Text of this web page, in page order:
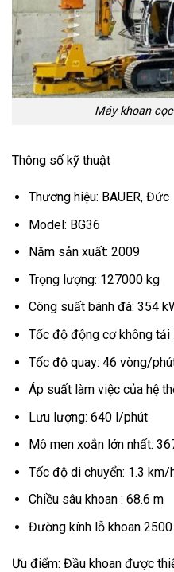
Máy khoan
Thông số kỹ thuật
Thương hiệu: BAUER, Đức
Model: BG36
Năm sản xuất: 2009
Trọng lượng: 127000 kg
Công suất bánh đà: 354
Tốc độ động cơ không
Tốc độ quay: 46 vòng/
Áp suất làm việc của hệ
Lưu lượng: 640 l/phút
Mô men xoắn lớn nhất:
Tốc độ di chuyển: 1.3 km/
Chiều sâu khoan : 68.6 m
Đường kính lỗ khoan
Ưu điểm: Đầu khoan được